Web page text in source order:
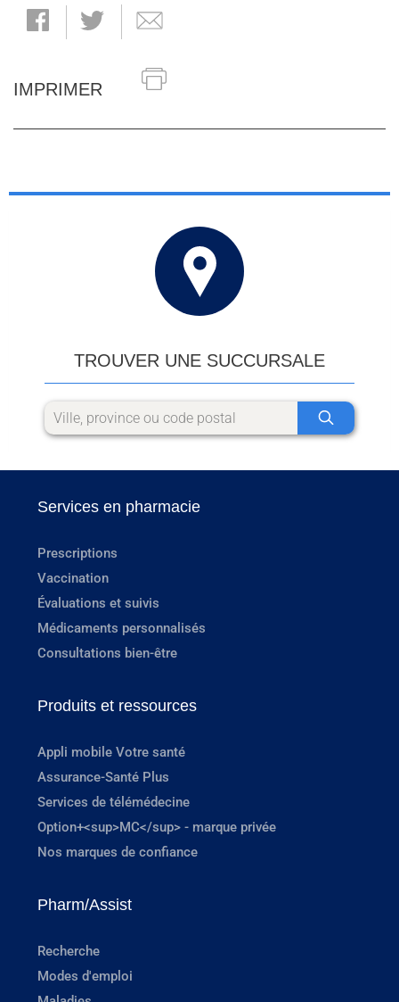
IMPRIMER
TROUVER UNE SUCCURSALE
Services en pharmacie
Prescriptions
Vaccination
Évaluations et suivis
Médicaments personnalisés
Consultations bien-être
Produits et ressources
Appli mobile Votre santé
Assurance-Santé Plus
Services de télémédecine
Option+<sup>MC</sup> - marque privée
Nos marques de confiance
Pharm/Assist
Recherche
Modes d'emploi